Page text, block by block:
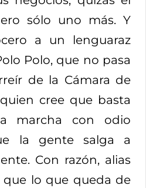
sólo uno más. Y
a un lenguaraz
Polo, que no pasa
de la Cámara de
cree que basta
marcha con odio
la gente salga a
Con razón, alias
que lo que queda de